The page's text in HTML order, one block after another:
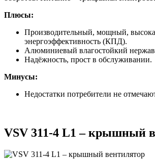
Плюсы:
Производительный, мощный,
энергоэффективность (КПД).
Алюминиевый влагостойкий
Надёжность, прост в обслуживании.
Минусы:
Недостатки потребители не
VSV 311-4 L1 – крышный